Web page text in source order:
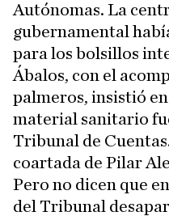
Autónomas. La
gubernamental
para los bolsillos
Ábalos, con el
palmeros, insistió
material sanitario
Tribunal de
coartada de Pilar
Pero no dicen que
del Tribunal